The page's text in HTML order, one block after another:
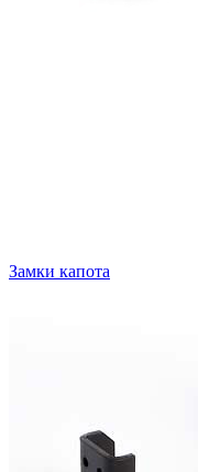
Замки капота